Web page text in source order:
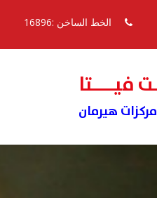
الخط الساخن :16896
فيــــتا
هيرمان